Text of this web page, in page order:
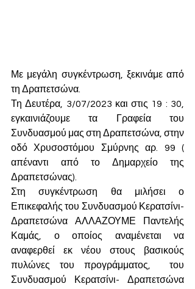
Με μεγάλη συγκέντρωση, ξεκινάμε από
τη Δραπετσώνα.
Τη Δευτέρα, 3/07/2023 και στις 19 : 30,
εγκαινιάζουμε τα Γραφεία του
Συνδυασμού μας στη Δραπετσώνα, στην
οδό Χρυσοστόμου Σμύρνης αρ. 99 (
απέναντι από το Δημαρχείο της
Δραπετσώνας).
Στη συγκέντρωση θα μιλήσει ο
Επικεφαλής του Συνδυασμού Κερατσίνι-
Δραπετσώνα ΑΛΛΑΖΟΥΜΕ Παντελής
Καμάς, ο οποίος αναμένεται να
αναφερθεί εκ νέου στους βασικούς
πυλώνες του προγράμματος,  του
Συνδυασμού Κερατσίνι- Δραπετσώνα